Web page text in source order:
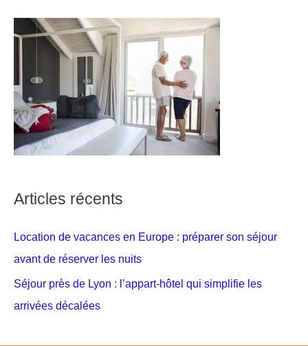
Articles récents
Location de vacances en Europe : préparer son séjour
avant de réserver les nuits
Séjour près de Lyon : l’appart-hôtel qui simplifie les
arrivées décalées